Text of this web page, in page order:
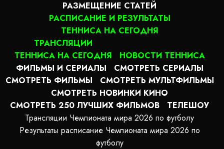
РАЗМЕЩЕНИЕ СТАТЕЙ
РАСПИСАНИЕ И РЕЗУЛЬТАТЫ
ТЕННИСА НА СЕГОДНЯ
ТРАНСЛЯЦИИ
ТЕННИСА НА СЕГОДНЯ
НОВОСТИ ТЕННИСА
ФИЛЬМЫ И СЕРИАЛЫ
СМОТРЕТЬ СЕРИАЛЫ
СМОТРЕТЬ ФИЛЬМЫ
СМОТРЕТЬ МУЛЬТФИЛЬМЫ
СМОТРЕТЬ НОВИНКИ КИНО
СМОТРЕТЬ 250 ЛУЧШИХ ФИЛЬМОВ
ТЕЛЕШОУ
Трансляции Чемпионата мира 2026 по футболу
Результаты расписание Чемпионата мира 2026 по
футболу